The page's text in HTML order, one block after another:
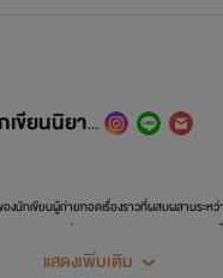
AVIVANT นักเขียนนิยายยูริและนักออกแบบ
งนักเขียนผู้ถ่ายทอดเรื่องราวที่ผสมผสานระหว่
ผ่านงานเขียนที่อบอุ่นและเต็มไปด้วยอารมณ์ลึกซึ้
แต่งเติมใหม่จนกลายเป็นเรื่องราวที่มีชีวิตชีวาแ
แสดงเพิ่มเติม